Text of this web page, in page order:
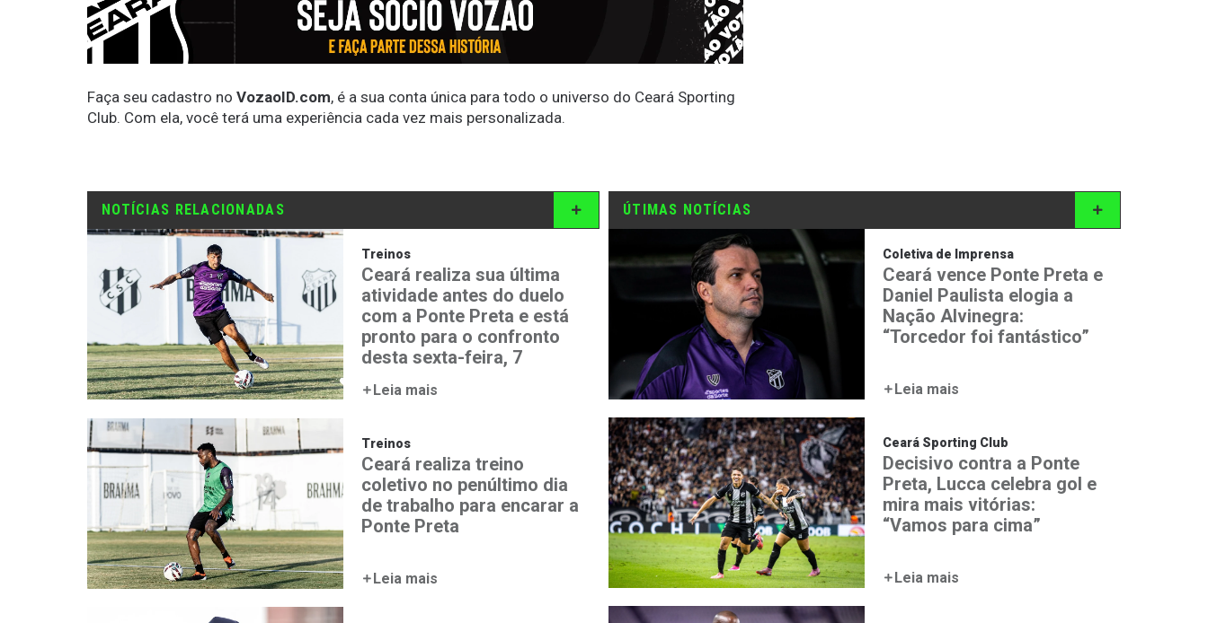
Faça seu cadastro no VozaoID.com, é a sua conta única para todo o universo do Ceará Sporting
Club. Com ela, você terá uma experiência cada vez mais personalizada.
NOTÍCIAS RELACIONADAS
Treinos
Ceará realiza sua última
atividade antes do duelo
com a Ponte Preta e está
pronto para o confronto
desta sexta-feira, 7
Leia mais
Treinos
Ceará realiza treino
coletivo no penúltimo dia
de trabalho para encarar a
Ponte Preta
Leia mais
ÚTIMAS NOTÍCIAS
Coletiva de Imprensa
Ceará vence Ponte Preta e
Daniel Paulista elogia a
Nação Alvinegra:
“Torcedor foi fantástico”
Leia mais
Ceará Sporting Club
Decisivo contra a Ponte
Preta, Lucca celebra gol e
mira mais vitórias:
“Vamos para cima”
Leia mais